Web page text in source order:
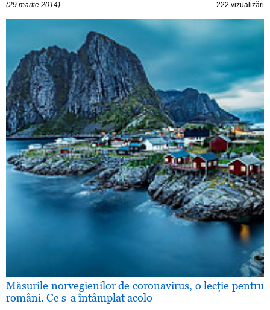
(29 martie 2014) 222 vizualizări
Măsurile norvegienilor de coronavirus, o lecţie pentru
români. Ce s-a întâmplat acolo